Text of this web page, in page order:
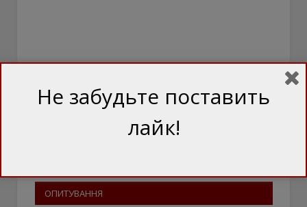
ОПИТУВАННЯ
Не забудьте поставить
лайк!